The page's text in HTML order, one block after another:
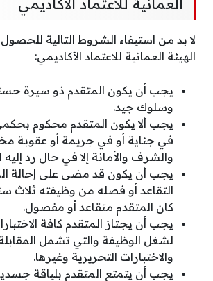
لا بد من استيفاء الشروط التالية
الهيئة العمانية للاعتماد الأكاديمي:
يجب أن يكون المتقدم ذو سيرة
وسلوك جيد.
يجب ألا يكون المتقدم محكوم
في جناية أو في جريمة أو عقوبة
والشرف والأمانة إلا في حال رد إليه
يجب أن يكون قد مضى على إحالة
التقاعد أو فصله من وظيفته ثلاث
كان المتقدم متقاعد أو مفصول.
يجب أن يجتاز المتقدم كافة
لشغل الوظيفة والتي تشمل
والاختبارات التحريرية وغيرها.
يجب أن يتمتع المتقدم بلياقة